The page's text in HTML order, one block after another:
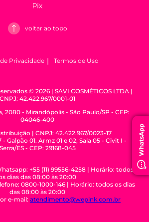
voltar ao topo
Privacidade Termos de Uso
© 2026 | SAVI COSMÉTICOS LTDA |
CNPJ: 42.422.967/0001-01
2080 - Mirandópolis - São Paulo/SP - CEP:
04046-400
| CNPJ: 42.422.967/0023-17
Galpão 01. Armz 01 e 02, Sala 05 - Civit I -
Serra/ES - CEP: 29168-045
+55 (11) 99556-4258 | Horário: todos
dias das 08:00 às 20:00
0800-1000-146 | Horário: todos os dias
das 08:00 às 20:00
e-mail: atendimento@wepink.com.br
WhatsApp